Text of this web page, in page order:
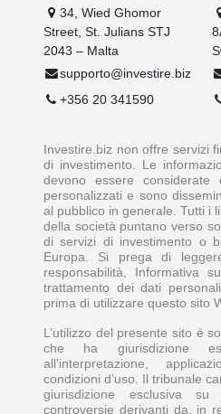
34, Wied Ghomor
Street, St. Julians STJ
2043 – Malta
supporto@investire.biz
+356 20 341590
Investire.biz non offre servizi
di investimento. Le
devono essere considerate
personalizzati e sono
al pubblico in generale. Tutti i
della società puntano verso
di servizi di investimento o
Europa. Si prega di
responsabilità, Informativa
trattamento dei dati
prima di utilizzare questo sito
L’utilizzo del presente sito è
che ha giurisdizione
all’interpretazione,
condizioni d’uso. Il tribunale
giurisdizione esclusiva
controversie derivanti da, in